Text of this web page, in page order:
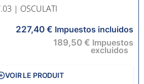
| OSCULATI
227,40 € Impuestos incluidos
189,50 € Impuestos
excluidos
VOIR LE PRODUIT